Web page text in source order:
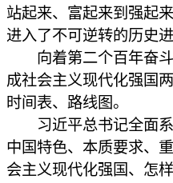
站起来、富起来到强起
进入了不可逆转的历史进
向着第二个百年奋斗
成社会主义现代化强国
时间表、路线图。
习近平总书记全面系
中国特色、本质要求、
会主义现代化强国、怎